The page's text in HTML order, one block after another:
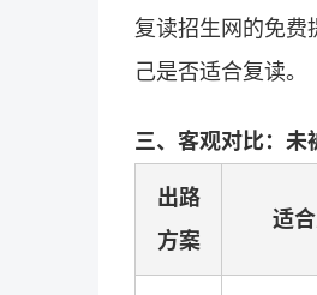
复读招生网的免
己是否适合复读。
三、客观对比：未
出路
方案
适